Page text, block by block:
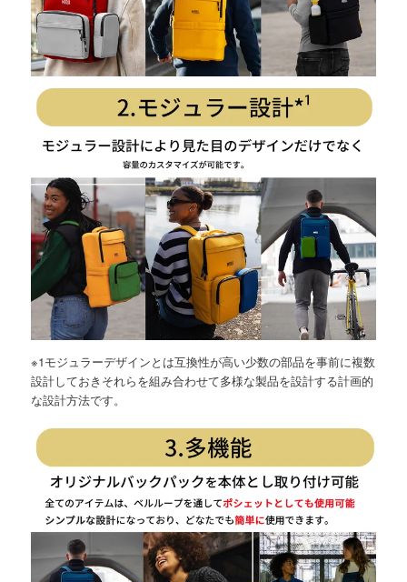
※1モジュラーデザインとは互換性が高い少数の部品を事前に複数
設計しておきそれらを組み合わせて多様な製品を設計する計画的
な設計方法です。